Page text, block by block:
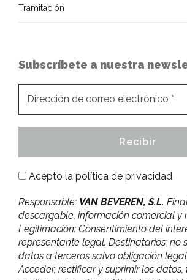
Tramitación
Subscríbete a nuestra
Acepto la política de privacidad
Responsable: VAN BEVEREN, S.L.
descargable, información comercial y
Legitimación: Consentimiento del
representante legal. Destinatarios: no
datos a terceros salvo obligación
Acceder, rectificar y suprimir los